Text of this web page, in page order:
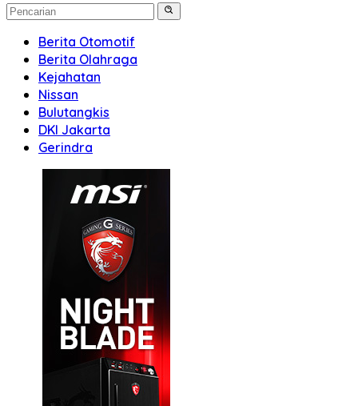
Berita Otomotif
Berita Olahraga
Kejahatan
Nissan
Bulutangkis
DKI Jakarta
Gerindra